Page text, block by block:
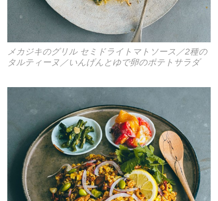
メカジキのグリル セミドライトマトソース／2種の
タルティーヌ／いんげんとゆで卵のポテトサラダ